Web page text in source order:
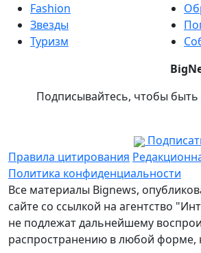
Fashion
Звезды
Туризм
Подписывайтесь, чтобы быть
Правила цитирования
Политика конфиденциальности
Все материалы Bignews,
сайте со ссылкой на агентство
не подлежат дальнейшему
распространению в любой форме,